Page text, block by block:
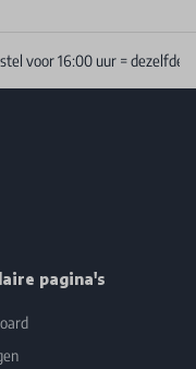
voor 16:00 uur = dezelfde
pagina's